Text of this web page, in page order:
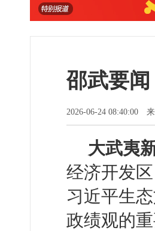
邵武要
2026-06-24 08:40:00
大武夷
经济开发
习近平生
政绩观的